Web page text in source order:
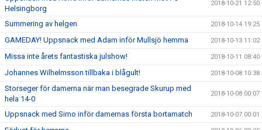
Helsingborg
2018-10-21 12:50
Summering av helgen 2018-10-14 19:25
GAMEDAY! Uppsnack med Adam inför Mullsjö hemma 2018-10-13 11:02
Missa inte årets fantastiska julshow! 2018-10-11 08:40
Johannes Wilhelmsson tillbaka i blågult! 2018-10-08 10:38
Storseger för damerna när man besegrade Skurup med
hela 14-0
2018-10-08 00:07
Uppsnack med Simo inför damernas första bortamatch 2018-10-07 00:01